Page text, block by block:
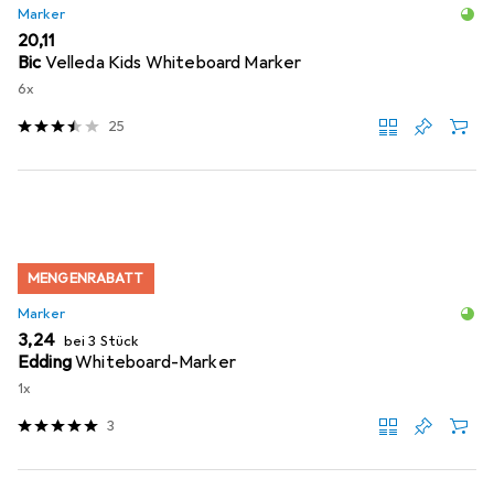
Marker
EUR
20,11
BicVelleda Kids Whiteboard Marker
6x
25
MENGENRABATT
Marker
EUR
3,24 bei 3 Stück
EddingWhiteboard-Marker
1x
3